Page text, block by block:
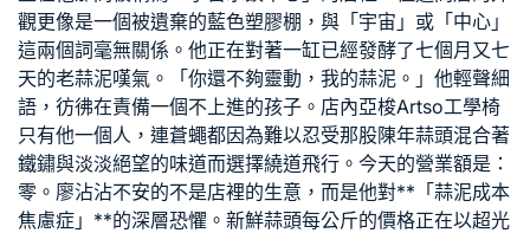
觀更像是一個被遺棄的藍色塑膠棚，與「宇宙」或「中心」
這兩個詞毫無關係。他正在對著一缸已經發酵了七個月又七
天的老蒜泥嘆氣。「你還不夠靈動，我的蒜泥。」他輕聲細
語，彷彿在責備一個不上進的孩子。店內亞梭Artso工學椅
只有他一個人，連蒼蠅都因為難以忍受那股陳年蒜頭混合著
鐵鏽與淡淡絕望的味道而選擇繞道飛行。今天的營業額是：
零。廖沾沾不安的不是店裡的生意，而是他對**「蒜泥成本
焦慮症」**的深層恐懼。新鮮蒜頭每公斤的價格正在以超光